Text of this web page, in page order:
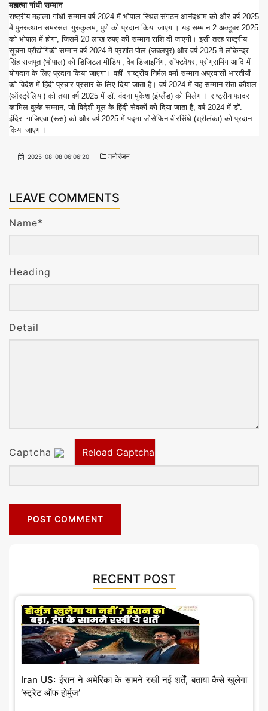
वि
वि
धा
दे
श
वि
दे
वि
धा
यि
का
रा
ज
ज
ने
आ
ले
न
वि
ज्ञा
नं
मं
महात्मा गांधी सम्मान
राष्ट्रीय महात्मा गांधी सम्मान वर्ष 2024 में भोपाल स्थित संगठन आनंदधाम को और वर्ष 2025
में पुनरुत्थान समरसता गुरुकुलम, पुणे को प्रदान किया जाएगा। यह सम्मान 2 अक्टूबर 2025
को भोपाल में होगा, जिसमें 20 लाख रुपए की सम्मान राशि दी जाएगी। इसी तरह राष्ट्रीय
सूचना प्रौद्योगिकी सम्मान वर्ष 2024 में प्रशांत पोल (जबलपुर) और वर्ष 2025 में लोकेन्द्र
सिंह राजपूत (भोपाल) को डिजिटल मीडिया, वेब डिजाइनिंग, सॉफ्टवेयर, प्रोग्रामिंग आदि में
योगदान के लिए प्रदान किया जाएगा। वहीं राष्ट्रीय निर्मल वर्मा सम्मान अप्रवासी भारतीयों
को विदेश में हिंदी प्रचार-प्रसार के लिए दिया जाता है। वर्ष 2024 में यह सम्मान रीता कौशल
(ऑस्ट्रेलिया) को तथा वर्ष 2025 में डॉ. वंदना मुकेश (इंग्लैंड) को मिलेगा। राष्ट्रीय फादर
कामिल बुल्के सम्मान, जो विदेशी मूल के हिंदी सेवकों को दिया जाता है, वर्ष 2024 में डॉ.
इंदिरा गाजिएवा (रूस) को और वर्ष 2025 में पद्मा जोसेफिन वीरसिंघे (श्रीलंका) को प्रदान
किया जाएगा।
2025-08-08 06:06:20 मनोरंजन
LEAVE COMMENTS
Name*
Heading
Detail
Captcha
POST COMMENT
RECENT POST
Iran US: ईरान ने अमेरिका के सामने रखी नई शर्तें, बताया कैसे खुलेगा
‘स्ट्रेट ऑफ होर्मुज’